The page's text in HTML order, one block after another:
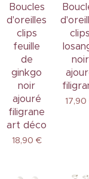
Boucles
d'oreilles
clips
feuille
de
ginkgo
noir
ajouré
filigrane
art déco
18,90 €
clips
noir
17,90